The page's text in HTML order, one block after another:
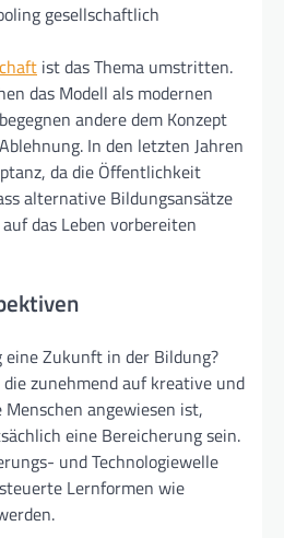
gesellschaftlich
ist das Thema umstritten.
das Modell als modernen
andere dem Konzept
In den letzten Jahren
da die Öffentlichkeit
alternative Bildungsansätze
das Leben vorbereiten
eine Zukunft in der Bildung?
zunehmend auf kreative und
angewiesen ist,
eine Bereicherung sein.
und Technologiewelle
Lernformen wie